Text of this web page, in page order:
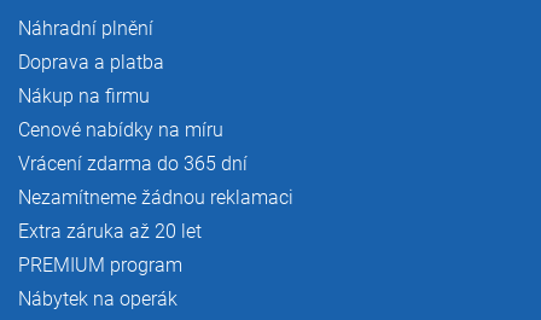
Náhradní plnění
Doprava a platba
Nákup na firmu
Cenové nabídky na míru
Vrácení zdarma do 365 dní
Nezamítneme žádnou reklamaci
Extra záruka až 20 let
PREMIUM program
Nábytek na operák